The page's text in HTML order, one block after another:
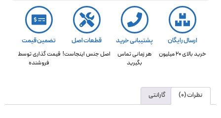
ارسال رایگان
خرید بالای 20 میلیون
پشتیبانی خرید
هر زمانی تماس
بگیرید
قطعات اصل
اصل جنس اینجاست!
تضمین قیمت
قیمت گذاری توسط
فروشنده
نظرات (0) گارانتی